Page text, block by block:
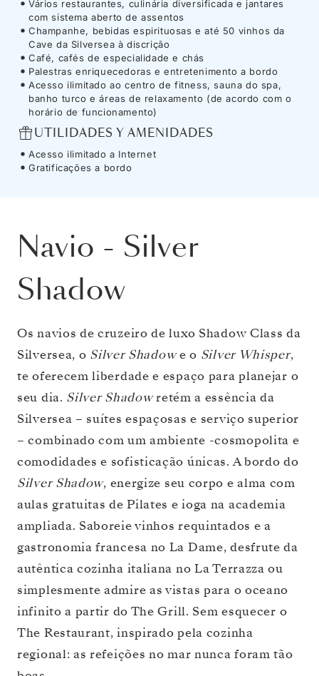
Vários restaurantes, culinária diversificada e jantares
com sistema aberto de assentos
Champanhe, bebidas espirituosas e até 50 vinhos da
Cave da Silversea à discrição
Café, cafés de especialidade e chás
Palestras enriquecedoras e entretenimento a bordo
Acesso ilimitado ao centro de fitness, sauna do spa,
banho turco e áreas de relaxamento (de acordo com o
horário de funcionamento)
UTILIDADES Y AMENIDADES
Acesso ilimitado a Internet
Gratificações a bordo
Navio - Silver
Shadow
Os navios de cruzeiro de luxo Shadow Class da
Silversea, o Silver Shadowe o Silver Whisper,
te oferecem liberdade e espaço para planejar o
seu dia. Silver Shadowretém a essência da
Silversea – suítes espaçosas e serviço superior
– combinado com um ambiente -cosmopolita e
comodidades e sofisticação únicas. A bordo do
Silver Shadow, energize seu corpo e alma com
aulas gratuitas de Pilates e ioga na academia
ampliada. Saboreie vinhos requintados e a
gastronomia francesa no La Dame, desfrute da
autêntica cozinha italiana no La Terrazza ou
simplesmente admire as vistas para o oceano
infinito a partir do The Grill. Sem esquecer o
The Restaurant, inspirado pela cozinha
regional: as refeições no mar nunca foram tão